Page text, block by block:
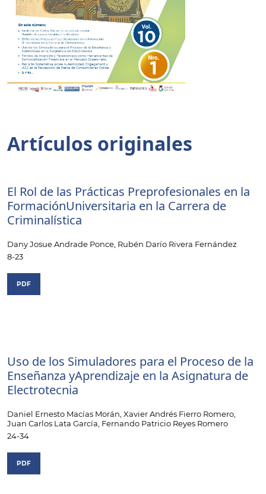
Artículos originales
El Rol de las Prácticas Preprofesionales en la
FormaciónUniversitaria en la Carrera de
Criminalística
Dany Josue Andrade Ponce, Rubén Darío Rivera Fernández
8-23
PDF
Uso de los Simuladores para el Proceso de la
Enseñanza yAprendizaje en la Asignatura de
Electrotecnia
Daniel Ernesto Macías Morán, Xavier Andrés Fierro Romero,
Juan Carlos Lata García, Fernando Patricio Reyes Romero
24-34
PDF